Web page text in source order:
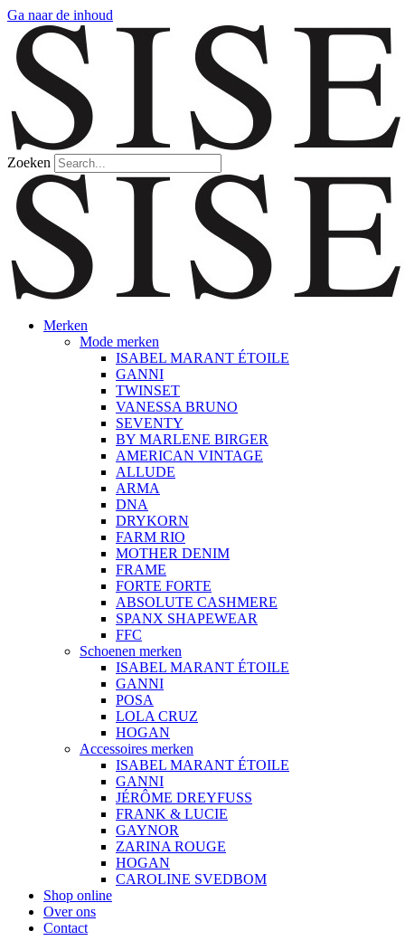
Ga naar de inhoud
Zoeken
Merken
Mode merken
ISABEL MARANT ÉTOILE
GANNI
TWINSET
VANESSA BRUNO
SEVENTY
BY MARLENE BIRGER
AMERICAN VINTAGE
ALLUDE
ARMA
DNA
DRYKORN
FARM RIO
MOTHER DENIM
FRAME
FORTE FORTE
ABSOLUTE CASHMERE
SPANX SHAPEWEAR
FFC
Schoenen merken
ISABEL MARANT ÉTOILE
GANNI
POSA
LOLA CRUZ
HOGAN
Accessoires merken
ISABEL MARANT ÉTOILE
GANNI
JÉRÔME DREYFUSS
FRANK & LUCIE
GAYNOR
ZARINA ROUGE
HOGAN
CAROLINE SVEDBOM
Shop online
Over ons
Contact